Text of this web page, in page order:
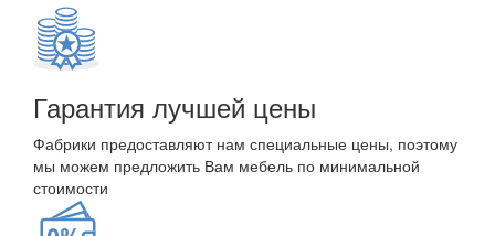
Гарантия лучшей цены
Фабрики предоставляют нам специальные цены, поэтому
мы можем предложить Вам мебель по минимальной
стоимости